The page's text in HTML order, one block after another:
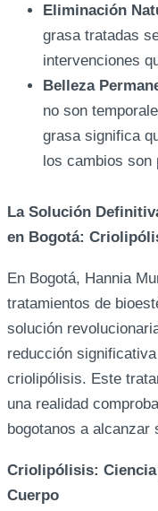
Eliminación
grasa tratadas
intervenciones
Belleza
no son
grasa significa
los cambios son
La Solución
en Bogotá:
En Bogotá, Hannia
tratamientos de
solución
reducción
criolipólisis. Este
una realidad
bogotanos a alcanzar
Criolipólisis:
Cuerpo